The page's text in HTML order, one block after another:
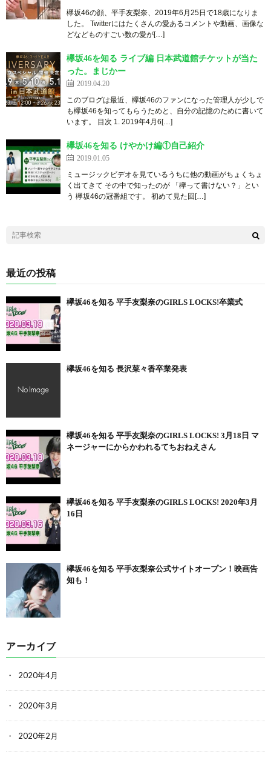
欅坂46の顔、平手友梨奈、2019年6月25日で18歳になりま
した。 Twitterにはたくさんの愛あるコメントや動画、画像な
どなどものすごい数の愛が[…]
欅坂46を知る ライブ編 日本武道館チケットが当た
った。まじかー
2019.04.20
このブログは最近、欅坂46のファンになった管理人が少しで
も欅坂46を知ってもらうためと、自分の記憶のために書いて
います。 目次 1. 2019年4月6[…]
欅坂46を知る けやかけ編①自己紹介
2019.01.05
ミュージックビデオを見ているうちに他の動画がちょくちょ
く出てきて その中で知ったのが 「欅って書けない？」とい
う 欅坂46の冠番組です。 初めて見た回[…]
最近の投稿
欅坂46を知る 平手友梨奈のGIRLS LOCKS!卒業式
欅坂46を知る 長沢菜々香卒業発表
欅坂46を知る 平手友梨奈のGIRLS LOCKS! 3月18日 マ
ネージャーにからかわれるてちおねえさん
欅坂46を知る 平手友梨奈のGIRLS LOCKS! 2020年3月
16日
欅坂46を知る 平手友梨奈公式サイトオープン！映画告
知も！
アーカイブ
2020年4月
2020年3月
2020年2月